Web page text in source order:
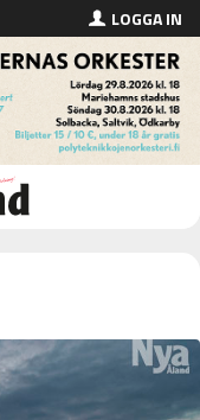
LOGGA IN